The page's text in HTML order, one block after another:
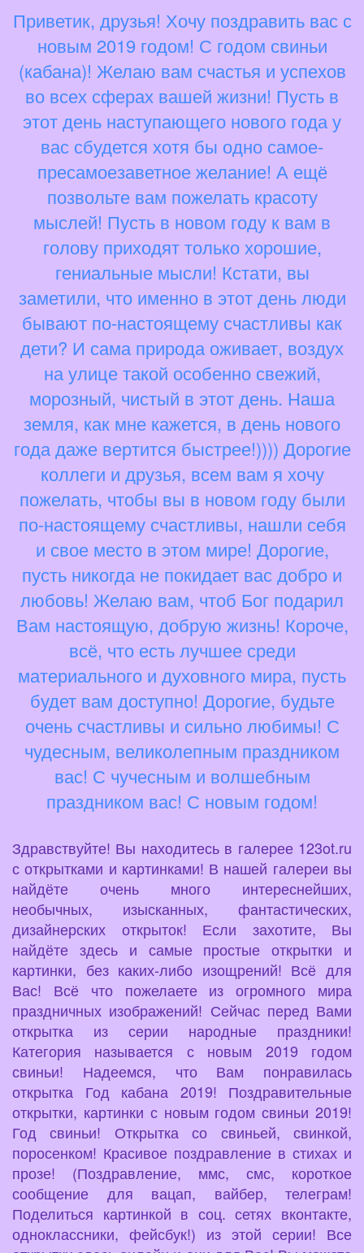
Приветик, друзья! Хочу поздравить вас с
новым 2019 годом! С годом свиньи
(кабана)! Желаю вам счастья и успехов
во всех сферах вашей жизни! Пусть в
этот день наступающего нового года у
вас сбудется хотя бы одно самое-
пресамоезаветное желание! А ещё
позвольте вам пожелать красоту
мыслей! Пусть в новом году к вам в
голову приходят только хорошие,
гениальные мысли! Кстати, вы
заметили, что именно в этот день люди
бывают по-настоящему счастливы как
дети? И сама природа оживает, воздух
на улице такой особенно свежий,
морозный, чистый в этот день. Наша
земля, как мне кажется, в день нового
года даже вертится быстрее!)))) Дорогие
коллеги и друзья, всем вам я хочу
пожелать, чтобы вы в новом году были
по-настоящему счастливы, нашли себя
и свое место в этом мире! Дорогие,
пусть никогда не покидает вас добро и
любовь! Желаю вам, чтоб Бог подарил
Вам настоящую, добрую жизнь! Короче,
всё, что есть лучшее среди
материального и духовного мира, пусть
будет вам доступно! Дорогие, будьте
очень счастливы и сильно любимы! С
чудесным, великолепным праздником
вас! С чучесным и волшебным
праздником вас! С новым годом!
Здравствуйте! Вы находитесь в галерее 123ot.ru
с открытками и картинками! В нашей галереи вы
найдёте очень много интереснейших,
необычных, изысканных, фантастических,
дизайнерских открыток! Если захотите, Вы
найдёте здесь и самые простые открытки и
картинки, без каких-либо изощрений! Всё для
Вас! Всё что пожелаете из огромного мира
праздничных изображений! Сейчас перед Вами
открытка из серии народные праздники!
Категория называется с новым 2019 годом
свиньи! Надеемся, что Вам понравилась
открытка Год кабана 2019! Поздравительные
открытки, картинки с новым годом свиньи 2019!
Год свиньи! Открытка со свиньей, свинкой,
поросенком! Красивое поздравление в стихах и
прозе! (Поздравление, ммс, смс, короткое
сообщение для вацап, вайбер, телеграм!
Поделиться картинкой в соц. сетях вконтакте,
одноклассники, фейсбук!) из этой серии! Все